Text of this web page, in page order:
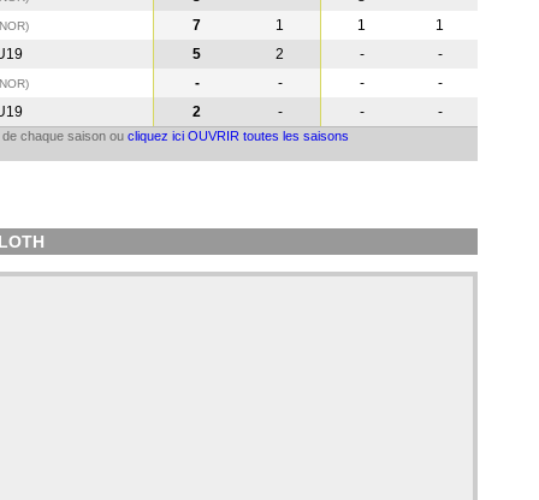
) 7 1 1
1
5 2 -
-
) - - -
-
2 - - -
chaque saison ou cliquez ici OUVRIR toutes les saisons